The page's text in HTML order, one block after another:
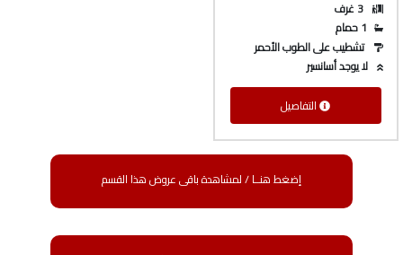
1 حمام
تشطيب على الطوب الأحمر
لا يوجد أسانسير
التفاصيل
إضغط هنــا / لمشاهدة باقى عروض هذا القسم